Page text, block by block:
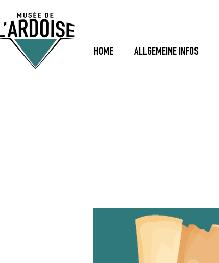
HOME ALLGEMEINE INFOS